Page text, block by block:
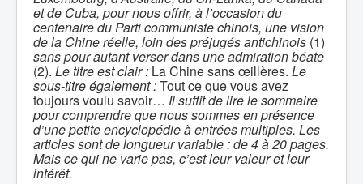
et de Cuba, pour nous offrir, à l’occasion du
centenaire du Parti communiste chinois, une vision
de la Chine réelle, loin des préjugés antichinois (1)
sans pour autant verser dans une admiration béate
(2). Le titre est clair : La Chine sans œillères. Le
sous-titre également :Tout ce que vous avez
toujours voulu savoir… Il suffit de lire le sommaire
pour comprendre que nous sommes en présence
d’une petite encyclopédie à entrées multiples. Les
articles sont de longueur variable : de 4 à 20 pages.
Mais ce qui ne varie pas, c’est leur valeur et leur
intérêt.